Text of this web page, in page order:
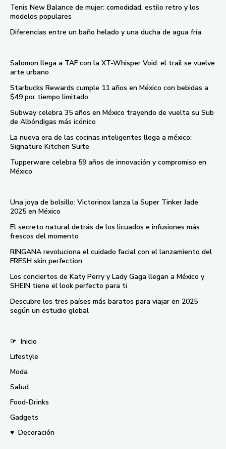
Tenis New Balance de mujer: comodidad, estilo retro y los
modelos populares
Diferencias entre un baño helado y una ducha de agua fría
Salomon llega a TAF con la XT-Whisper Void: el trail se vuelve
arte urbano
Starbucks Rewards cumple 11 años en México con bebidas a
$49 por tiempo limitado
Subway celebra 35 años en México trayendo de vuelta su Sub
de Albóndigas más icónico
La nueva era de las cocinas inteligentes llega a méxico:
Signature Kitchen Suite
Tupperware celebra 59 años de innovación y compromiso en
México
Una joya de bolsillo: Victorinox lanza la Super Tinker Jade
2025 en México
El secreto natural detrás de los licuados e infusiones más
frescos del momento
RINGANA revoluciona el cuidado facial con el lanzamiento del
FRESH skin perfection
Los conciertos de Katy Perry y Lady Gaga llegan a México y
SHEIN tiene el look perfecto para ti
Descubre los tres países más baratos para viajar en 2025
según un estudio global
☞ Inicio
Lifestyle
Moda
Salud
Food-Drinks
Gadgets
♥ Decoración